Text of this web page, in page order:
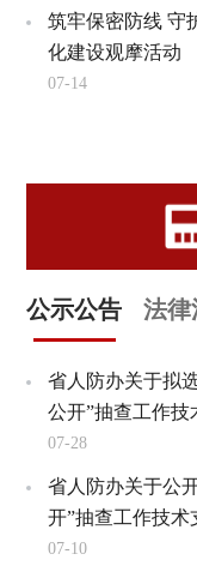
筑牢保密防线 守
化建设观摩活动
07-14
公示公告 法律
省人防办关于拟
公开”抽查工作
07-28
省人防办关于公
开”抽查工作技
07-10